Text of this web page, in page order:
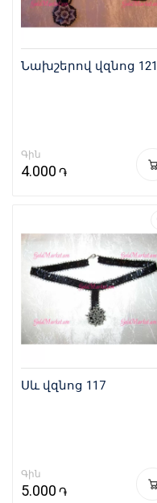
Նախշերով վզնոց 121
Գին
4.000 ֏
Սև վզնոց 117
Գին
5.000 ֏